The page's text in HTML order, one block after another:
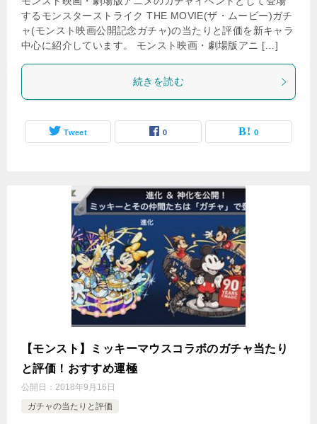
するモンスターストライク THE MOVIE(ザ・ムービー)ガチ
ャ(モンスト映画公開記念ガチャ)の当たりと評価を新キャラ
中心に紹介しています。 モンスト映画・劇場版アニ […]
続きを読む
Tweet 0 0
【モンスト】ミッキーマウスコラボのガチャ当たり
と評価！おすすめ運極
公開日： 2018年9月16日
ガチャの当たりと評価